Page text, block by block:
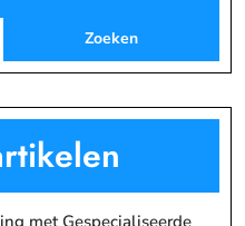
Zoeken
met Gespecialiseerde